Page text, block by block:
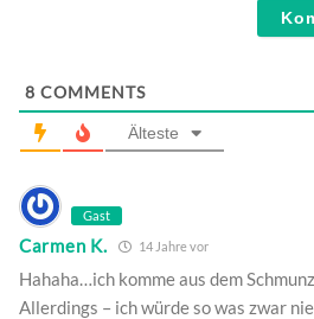
8 COMMENTS
Älteste
Gast
Carmen K. 14 Jahre vor
Hahaha…ich komme aus dem
Allerdings – ich würde so was zwar